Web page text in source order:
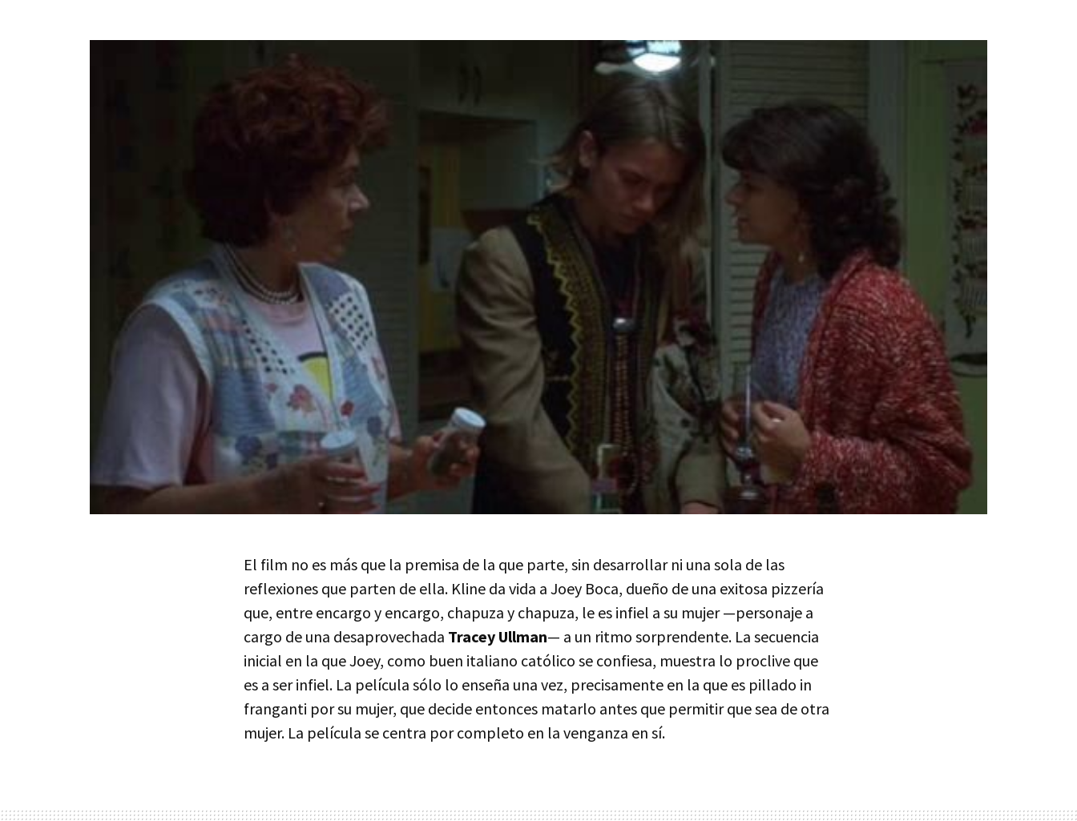
El film no es más que la premisa de la que parte, sin desarrollar ni una sola de las
reflexiones que parten de ella. Kline da vida a Joey Boca, dueño de una exitosa pizzería
que, entre encargo y encargo, chapuza y chapuza, le es infiel a su mujer —personaje a
cargo de una desaprovechada Tracey Ullman— a un ritmo sorprendente. La secuencia
inicial en la que Joey, como buen italiano católico se confiesa, muestra lo proclive que
es a ser infiel. La película sólo lo enseña una vez, precisamente en la que es pillado in
franganti por su mujer, que decide entonces matarlo antes que permitir que sea de otra
mujer. La película se centra por completo en la venganza en sí.